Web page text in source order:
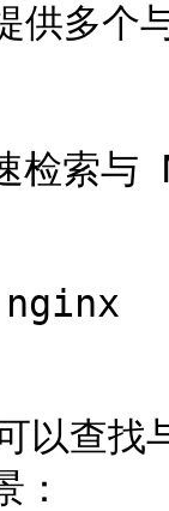
供多
检索与
查找
：